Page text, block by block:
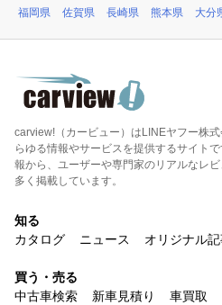
福岡県
佐賀県 長崎県 熊本県 大分
carview!（カービュー）はLINEヤフー株
らゆる情報やサービスを提供するサイト
報から、ユーザーや専門家のリアルなレ
多く掲載しています。
知る
カタログ
ニュース オリジナル
買う・売る
中古車検索
新車見積り 車買取